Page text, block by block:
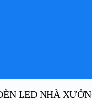
LED NHÀ